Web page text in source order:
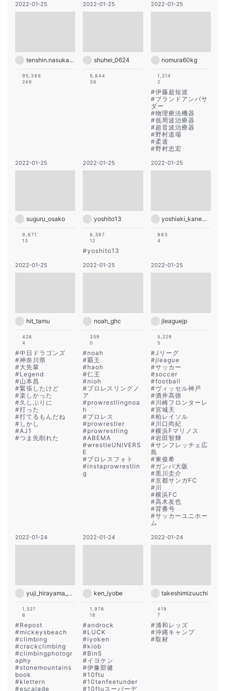
2022-01-25
tenshin.nasukawa
95,386
248
2022-01-25
shuhei_0624
5,844
36
2022-01-25
nomura60kg
1,214
2
#伊藤超短波
#ブランドアンバサ
ダー
#物理療法機器
#低周波治療器
#超音波治療器
#野村道場
#柔道
#野村忠宏
2022-01-25
suguru_osako
9,671
13
2022-01-25
yoshito13
6,597
12
#yoshito13
2022-01-25
yoshiaki_kanemura
883
4
2022-01-25
hit_tamu
428
4
#中日ドラゴンズ
#神奈川県
#大先輩
#Legend
#山本昌
#緊張したけど
#楽しかった
#久しぶりに
#打った
#打てるもんだね
# しかし
#AJ1
#つま先削れた
2022-01-25
noah_ghc
359
0
#noah
#覇王
#haoh
#仁王
#nioh
#プロレスリングノ
ア
#prowrestlingnoa
h
#プロレス
#prowrestler
#prowrestling
#ABEMA
#wrestleUNIVERS
E
#プロレスフォト
#instaprowrestlin
g
2022-01-25
jleaguejp
5,229
5
#Jリーグ
#jleague
#サッカー
#soccer
#football
#ヴィッセル神戸
#酒井高徳
# 川崎フロンターレ
#宮城天
#柏レイソル
# 川口尚紀
#横浜Fマリノス
#岩田智輝
#サンフレッチェ広
島
#東俊希
#ガンバ大阪
#黒川圭介
#京都サンガFC
# 川
#横浜FC
#高木友也
#背番号
#サッカーユニホー
ム
2022-01-24
yuji_hirayama_stonerider
1,527
6
#Repost
#mickeysbeach
#climbing
#crackclimbing
#climbingphotogr
aphy
#stonemountains
book
#klettern
#escalade
2022-01-24
ken_iyobe
1,976
18
#androck
#LUCK
#iyoken
#kiob
#Bin5
#イヨケン
#伊豫部健
#10ftu
#10tenfeetunder
#10ftuスーパーデ
2022-01-24
takeshimizuuchi
419
7
#浦和レッズ
#沖縄キャンプ
#取材